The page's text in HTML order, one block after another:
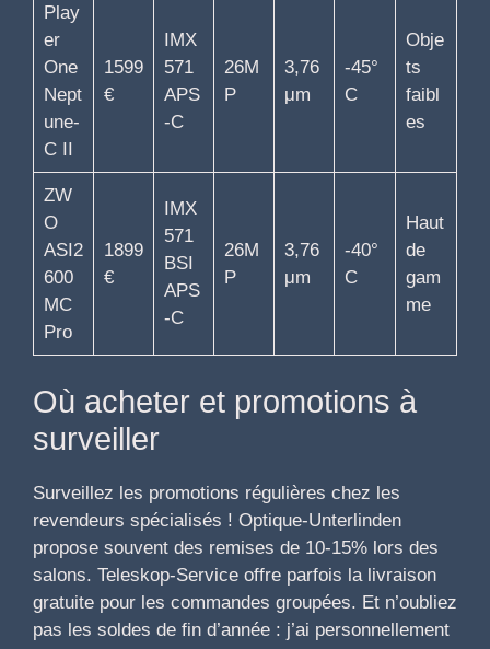
Play
er
One
Nept
une-
C II
1599
€
IMX
571
APS
-C
26M
P
3,76
μm
-45°
C
Obje
ts
faibl
es
ZW
O
ASI2
600
MC
Pro
1899
€
IMX
571
BSI
APS
-C
26M
P
3,76
μm
-40°
C
Haut
de
gam
me
Où acheter et promotions à
surveiller
Surveillez les promotions régulières chez les
revendeurs spécialisés ! Optique-Unterlinden
propose souvent des remises de 10-15% lors des
salons. Teleskop-Service offre parfois la livraison
gratuite pour les commandes groupées. Et n’oubliez
pas les soldes de fin d’année : j’ai personnellement